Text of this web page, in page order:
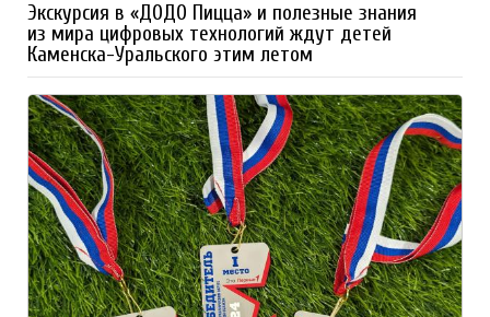
Экскурсия в «ДОДО Пицца» и полезные знания
из мира цифровых технологий ждут детей
Каменска-Уральского этим летом